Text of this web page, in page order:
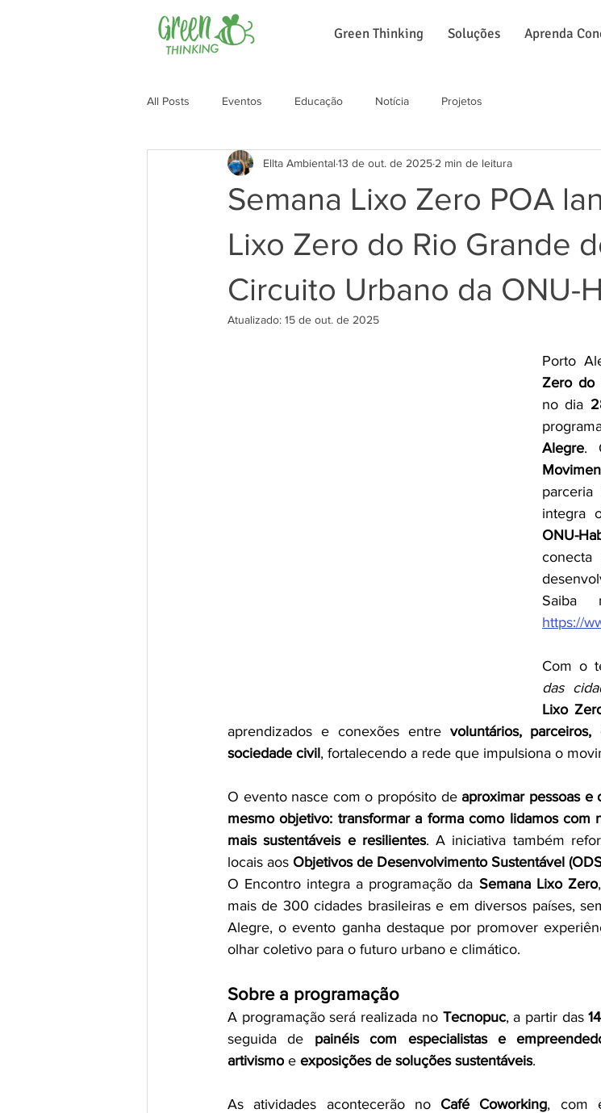
Green Thinking Soluções Aprenda
All Posts Eventos Educação Notícia Projetos
Semana Lixo Zero POA
Lixo Zero do Rio Grande
Circuito Urbano da ONU-
Ellta Ambiental 13 de out. de 2025 2 min de leitura
Atualizado: 15 de out. de 2025
Porto
Zero do
no dia
Alegre
integra
ONU-
https://
Com o
das
Lixo
aprendizados e conexões entre voluntários,
sociedade civil, fortalecendo a rede que impulsiona o
O evento nasce com o propósito de aproximar pessoas e
mesmo objetivo: transformar a forma como lidamos com
mais sustentáveis e resilientes. A iniciativa também
locais aos Objetivos de Desenvolvimento Sustentável
O Encontro integra a programação da Semana Lixo Zero
mais de 300 cidades brasileiras e em diversos países,
Alegre, o evento ganha destaque por promover
olhar coletivo para o futuro urbano e climático.
Sobre a programação
A programação será realizada no Tecnopuc, a partir das
seguida de painéis com especialistas e
artivismo e exposições de soluções sustentáveis.
As atividades acontecerão no Café Coworking, com